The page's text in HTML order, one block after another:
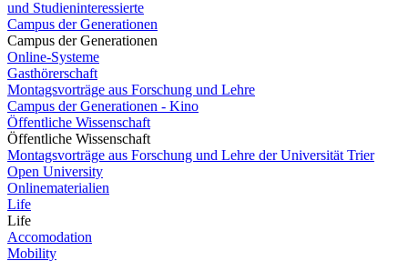
und Studieninteressierte
Campus der Generationen
Campus der Generationen
Online-Systeme
Gasthörerschaft
Montagsvorträge aus Forschung und Lehre
Campus der Generationen - Kino
Öffentliche Wissenschaft
Öffentliche Wissenschaft
Montagsvorträge aus Forschung und Lehre der Universität Trier
Open University
Onlinematerialien
Life
Life
Accomodation
Mobility